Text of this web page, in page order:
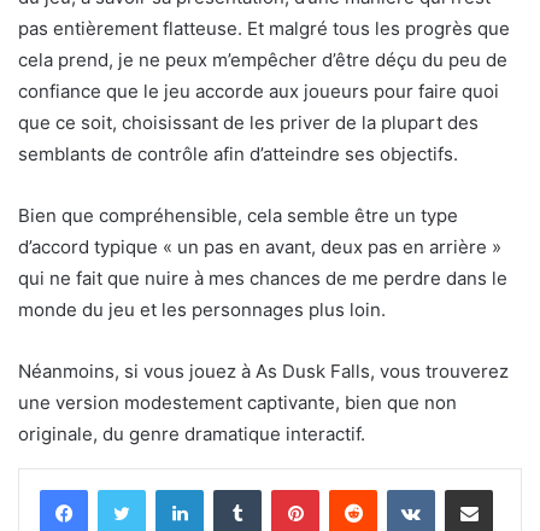
pas entièrement flatteuse. Et malgré tous les progrès que
cela prend, je ne peux m’empêcher d’être déçu du peu de
confiance que le jeu accorde aux joueurs pour faire quoi
que ce soit, choisissant de les priver de la plupart des
semblants de contrôle afin d’atteindre ses objectifs.
Bien que compréhensible, cela semble être un type
d’accord typique « un pas en avant, deux pas en arrière »
qui ne fait que nuire à mes chances de me perdre dans le
monde du jeu et les personnages plus loin.
Néanmoins, si vous jouez à As Dusk Falls, vous trouverez
une version modestement captivante, bien que non
originale, du genre dramatique interactif.
LinkedinTumblr PinterestReddit VKontaktePartager par email